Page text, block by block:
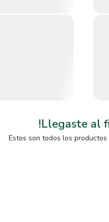
!Llegaste al
Estos son todos los